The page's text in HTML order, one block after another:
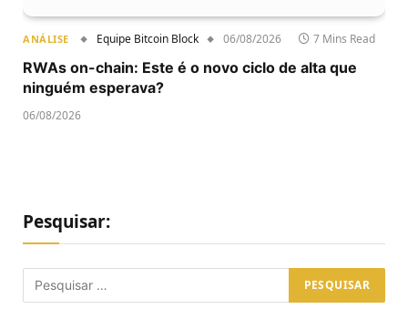
ANÁLISE Equipe Bitcoin Block 06/08/2026 7 Mins Read
RWAs on-chain: Este é o novo ciclo de alta que
ninguém esperava?
06/08/2026
Pesquisar: